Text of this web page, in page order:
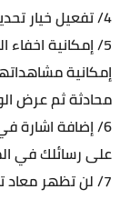
4/ تفعيل خيار تحديد الكل للدردشات في الشاشة الرئيسية
5/ إمكانية
إمكانية
محادثة ثم عرض
6/ إضافة اشارة
على رسائلك في
7/ لن تظهر